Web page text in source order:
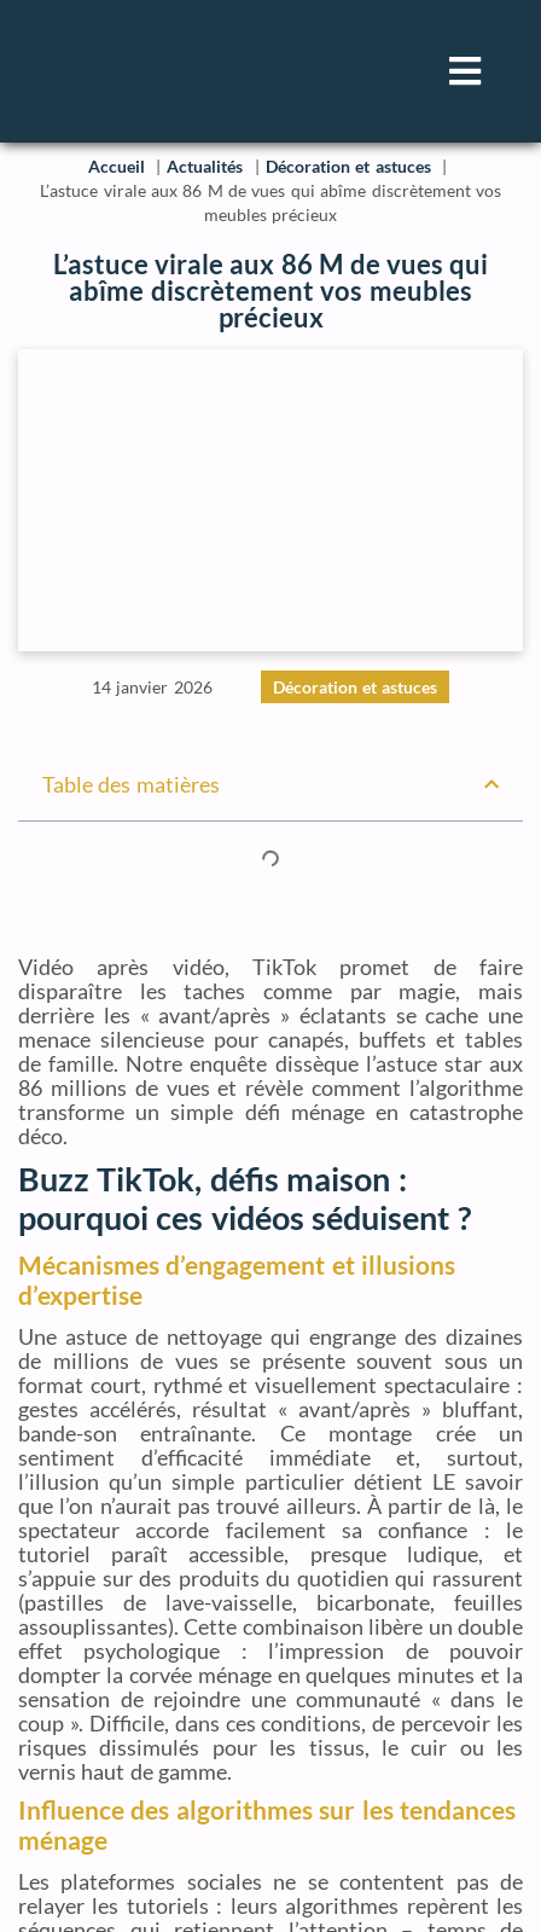
Accueil Actualités
Décoration et astuces
L’astuce virale aux 86 M de vues qui abîme discrètement vos
meubles précieux
L’astuce virale aux 86 M de vues qui
abîme discrètement vos meubles
précieux
14 janvier 2026 Décoration et astuces
Table des matières
Vidéo après vidéo, TikTok promet de faire
disparaître les taches comme par magie, mais
derrière les « avant/après » éclatants se cache une
menace silencieuse pour canapés, buffets et tables
de famille. Notre enquête dissèque l’astuce star aux
86 millions de vues et révèle comment l’algorithme
transforme un simple défi ménage en catastrophe
déco.
Buzz TikTok, défis maison :
pourquoi ces vidéos séduisent ?
Mécanismes d’engagement et illusions
d’expertise
Une astuce de nettoyage qui engrange des dizaines
de millions de vues se présente souvent sous un
format court, rythmé et visuellement spectaculaire :
gestes accélérés, résultat « avant/après » bluffant,
bande-son entraînante. Ce montage crée un
sentiment d’efficacité immédiate et, surtout,
l’illusion qu’un simple particulier détient LE savoir
que l’on n’aurait pas trouvé ailleurs. À partir de là, le
spectateur accorde facilement sa confiance : le
tutoriel paraît accessible, presque ludique, et
s’appuie sur des produits du quotidien qui rassurent
(pastilles de lave-vaisselle, bicarbonate, feuilles
assouplissantes). Cette combinaison libère un double
effet psychologique : l’impression de pouvoir
dompter la corvée ménage en quelques minutes et la
sensation de rejoindre une communauté « dans le
coup ». Difficile, dans ces conditions, de percevoir les
risques dissimulés pour les tissus, le cuir ou les
vernis haut de gamme.
Influence des algorithmes sur les tendances
ménage
Les plateformes sociales ne se contentent pas de
relayer les tutoriels : leurs algorithmes repèrent les